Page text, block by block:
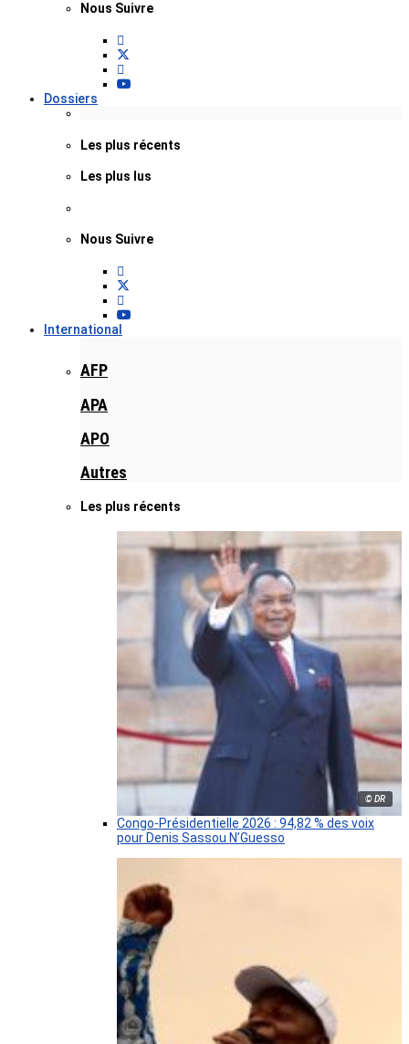
Nous Suivre
Dossiers
Les plus récents
Les plus lus
Nous Suivre
International
AFP
APA
APO
Autres
Les plus récents
© DR
Congo-Présidentielle 2026 : 94,82 % des voix
pour Denis Sassou N’Guesso